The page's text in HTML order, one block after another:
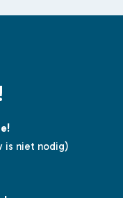
is niet nodig)